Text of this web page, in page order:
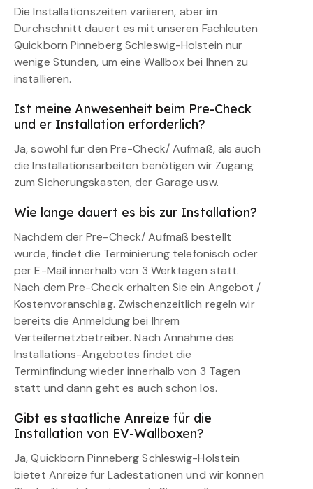
Die Installationszeiten variieren, aber im
Durchschnitt dauert es mit unseren Fachleuten
Quickborn Pinneberg Schleswig-Holstein nur
wenige Stunden, um eine Wallbox bei Ihnen zu
installieren.
Ist meine Anwesenheit beim Pre-Check
und er Installation erforderlich?
Ja, sowohl für den Pre-Check/ Aufmaß, als auch
die Installationsarbeiten benötigen wir Zugang
zum Sicherungskasten, der Garage usw.
Wie lange dauert es bis zur Installation?
Nachdem der Pre-Check/ Aufmaß bestellt
wurde, findet die Terminierung telefonisch oder
per E-Mail innerhalb von 3 Werktagen statt.
Nach dem Pre-Check erhalten Sie ein Angebot /
Kostenvoranschlag. Zwischenzeitlich regeln wir
bereits die Anmeldung bei Ihrem
Verteilernetzbetreiber. Nach Annahme des
Installations-Angebotes findet die
Terminfindung wieder innerhalb von 3 Tagen
statt und dann geht es auch schon los.
Gibt es staatliche Anreize für die
Installation von EV-Wallboxen?
Ja, Quickborn Pinneberg Schleswig-Holstein
bietet Anreize für Ladestationen und wir können